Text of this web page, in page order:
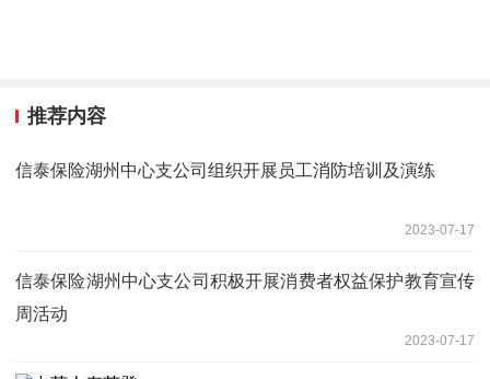
推荐内容
信泰保险湖州中心支公司组织开展员工消防培训及演练
2023-07-17
信泰保险湖州中心支公司积极开展消费者权益保护教育宣传
周活动
2023-07-17